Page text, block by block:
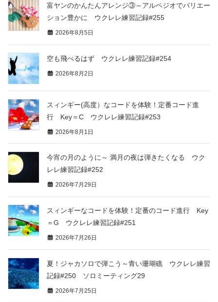
富ヤンのかんたんアレンジ③～アルペジオでバリエー
ション豊かに ウクレレ練習記録#255
2026年8月5日
空も飛べるはず ウクレレ練習記録#254
2026年8月2日
スィンギー(高度）なコードを体験！定番コード進
行 Key＝C ウクレレ練習記録#253
2026年8月1日
今宵の月のように～ 満月の夜は弾きたくなる ウク
レレ練習記録#252
2026年7月29日
スィンギーなコードを体験！定番のコード進行 Key
＝G ウクレレ練習記録#251
2026年7月26日
夏！ジャカソロで弾こう～青い珊瑚礁 ウクレレ練習
記録#250 ソロミーティング29
2026年7月25日